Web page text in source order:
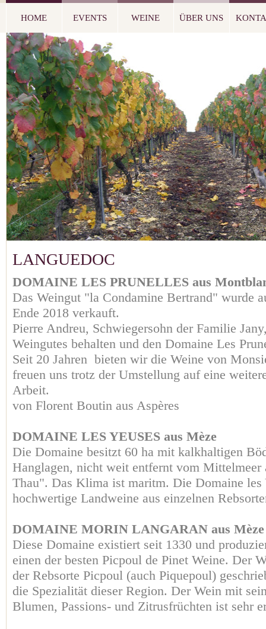
HOME EVENTS WEINE ÜBER UNS
LANGUEDOC
DOMAINE LES PRUNELLES aus
Das Weingut "la Condamine Bertrand" wurde
Ende 2018 verkauft.
Pierre Andreu, Schwiegersohn der Familie
Weingutes behalten und den Domaine Les
Seit 20 Jahren bieten wir die Weine von
freuen uns trotz der Umstellung auf eine
Arbeit.
von Florent Boutin aus Aspères
DOMAINE LES YEUSES aus Mèze
Die Domaine besitzt 60 ha mit kalkhaltigen
Hanglagen, nicht weit entfernt vom Mittelmeer
Thau". Das Klima ist maritm. Die Domaine les
hochwertige Landweine aus einzelnen
DOMAINE MORIN LANGARAN aus Mèze
Diese Domaine existiert seit 1330 und
einen der besten Picpoul de Pinet Weine. Der
der Rebsorte Picpoul (auch Piquepoul)
die Spezialität dieser Region. Der Wein mit
Blumen, Passions- und Zitrusfrüchten ist sehr